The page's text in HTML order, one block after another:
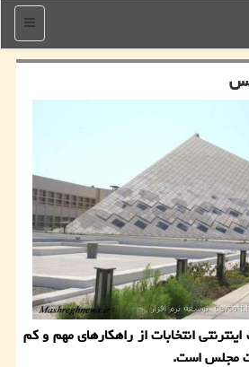
منو
انتخابات از راهكارهای مهم و كم
مجلس است.